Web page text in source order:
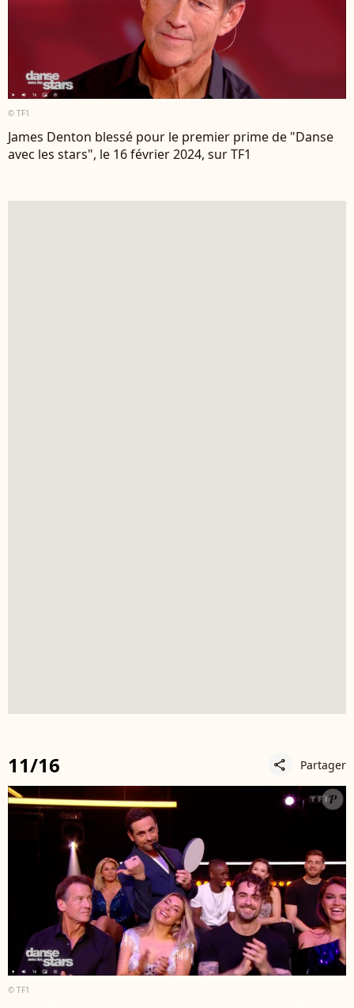
© TF1
James Denton blessé pour le premier prime de "Danse
avec les stars", le 16 février 2024, sur TF1
11/16 share Partager
© TF1